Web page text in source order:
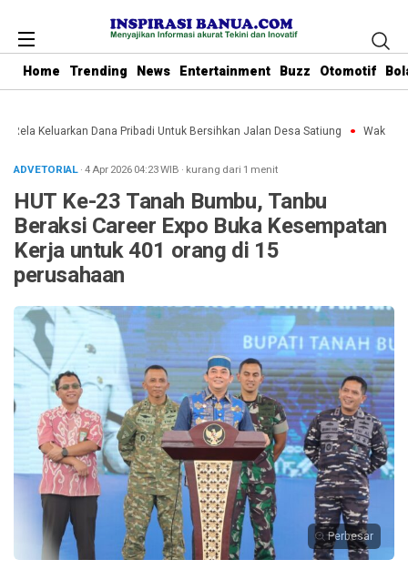
Home Trending News Entertainment Buzz Otomotif
Keluarkan Dana Pribadi Untuk Bersihkan Jalan Desa Satiung Waket
ADVETORIAL· 4 Apr 202604:23WIB · kurang dari 1 menit
HUT Ke-23 Tanah Bumbu, Tanbu
Beraksi Career Expo Buka Kesempatan
Kerja untuk 401 orang di 15
perusahaan
Perbesar